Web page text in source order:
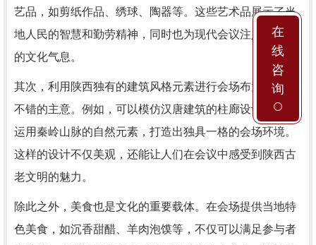
艺品，如剪纸作品、绣球、陶器等。这些艺术品展示了当
地人民的智慧和勤劳精神，同时也为现代会议注入了浓厚
的文化气息。
其次，利用陕西独有的建筑风格元素进行会场布置也是个
不错的主意。例如，可以模仿汉唐建筑的柱廊设计，或者
运用秦岭山脉的自然元素，打造出独具一格的会场环境。
这样的设计不仅美观，还能让人们在会议中感受到陕西古
老文明的魅力。
除此之外，美食也是文化的重要载体。在会场提供当地特
色美食，如沉香甜醋、羊肉泡馍等，不仅可以满足参与者
在
线
咨
询